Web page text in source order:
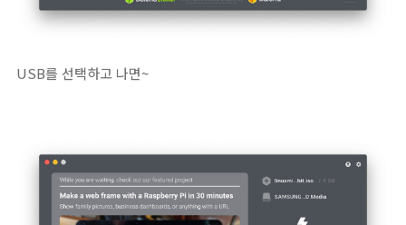
USB를 선택하고 나면~